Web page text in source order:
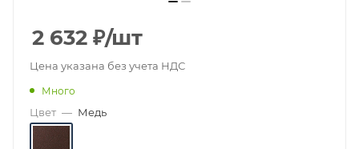
2 632 ₽/шт
Цена указана без учета НДС
Много
Цвет — Медь